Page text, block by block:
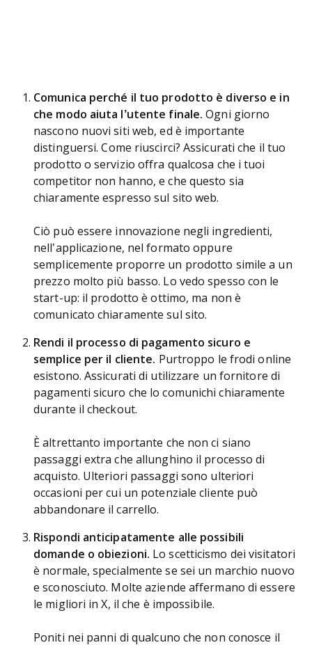
Comunica perché il tuo prodotto è diverso e in
che modo aiuta l’utente finale. Ogni giorno
nascono nuovi siti web, ed è importante
distinguersi. Come riuscirci? Assicurati che il tuo
prodotto o servizio offra qualcosa che i tuoi
competitor non hanno, e che questo sia
chiaramente espresso sul sito web.
Ciò può essere innovazione negli ingredienti,
nell’applicazione, nel formato oppure
semplicemente proporre un prodotto simile a un
prezzo molto più basso. Lo vedo spesso con le
start-up: il prodotto è ottimo, ma non è
comunicato chiaramente sul sito.
Rendi il processo di pagamento sicuro e
semplice per il cliente. Purtroppo le frodi online
esistono. Assicurati di utilizzare un fornitore di
pagamenti sicuro che lo comunichi chiaramente
durante il checkout.
È altrettanto importante che non ci siano
passaggi extra che allunghino il processo di
acquisto. Ulteriori passaggi sono ulteriori
occasioni per cui un potenziale cliente può
abbandonare il carrello.
Rispondi anticipatamente alle possibili
domande o obiezioni. Lo scetticismo dei visitatori
è normale, specialmente se sei un marchio nuovo
e sconosciuto. Molte aziende affermano di essere
le migliori in X, il che è impossibile.
Poniti nei panni di qualcuno che non conosce il